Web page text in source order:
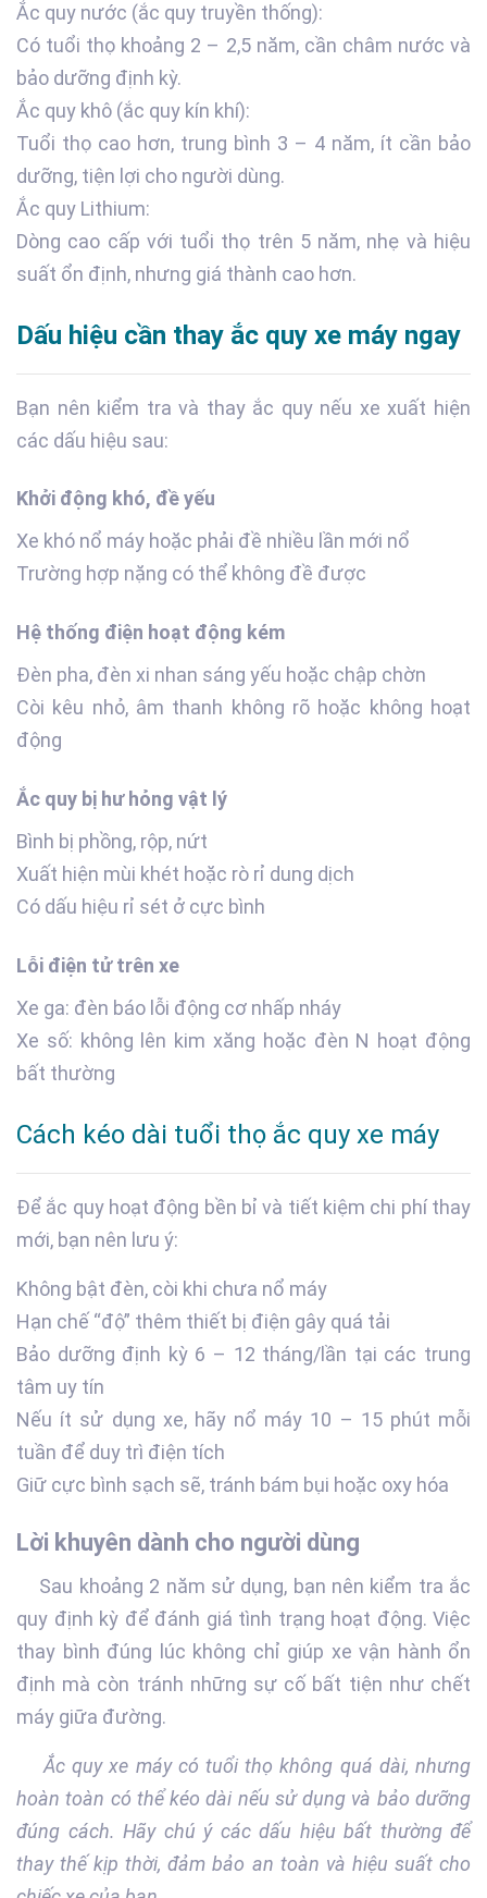
Ắc quy nước (ắc quy truyền thống):
Có tuổi thọ khoảng 2 – 2,5 năm, cần châm nước và
bảo dưỡng định kỳ.
Ắc quy khô (ắc quy kín khí):
Tuổi thọ cao hơn, trung bình 3 – 4 năm, ít cần bảo
dưỡng, tiện lợi cho người dùng.
Ắc quy Lithium:
Dòng cao cấp với tuổi thọ trên 5 năm, nhẹ và hiệu
suất ổn định, nhưng giá thành cao hơn.
Dấu hiệu cần thay ắc quy xe máy ngay
Bạn nên kiểm tra và thay ắc quy nếu xe xuất hiện
các dấu hiệu sau:
Khởi động khó, đề yếu
Xe khó nổ máy hoặc phải đề nhiều lần mới nổ
Trường hợp nặng có thể không đề được
Hệ thống điện hoạt động kém
Đèn pha, đèn xi nhan sáng yếu hoặc chập chờn
Còi kêu nhỏ, âm thanh không rõ hoặc không hoạt
động
Ắc quy bị hư hỏng vật lý
Bình bị phồng, rộp, nứt
Xuất hiện mùi khét hoặc rò rỉ dung dịch
Có dấu hiệu rỉ sét ở cực bình
Lỗi điện tử trên xe
Xe ga: đèn báo lỗi động cơ nhấp nháy
Xe số: không lên kim xăng hoặc đèn N hoạt động
bất thường
Cách kéo dài tuổi thọ ắc quy xe máy
Để ắc quy hoạt động bền bỉ và tiết kiệm chi phí thay
mới, bạn nên lưu ý:
Không bật đèn, còi khi chưa nổ máy
Hạn chế “độ” thêm thiết bị điện gây quá tải
Bảo dưỡng định kỳ 6 – 12 tháng/lần tại các trung
tâm uy tín
Nếu ít sử dụng xe, hãy nổ máy 10 – 15 phút mỗi
tuần để duy trì điện tích
Giữ cực bình sạch sẽ, tránh bám bụi hoặc oxy hóa
Lời khuyên dành cho người dùng
Sau khoảng 2 năm sử dụng, bạn nên kiểm tra ắc
quy định kỳ để đánh giá tình trạng hoạt động. Việc
thay bình đúng lúc không chỉ giúp xe vận hành ổn
định mà còn tránh những sự cố bất tiện như chết
máy giữa đường.
Ắc quy xe máy có tuổi thọ không quá dài, nhưng
hoàn toàn có thể kéo dài nếu sử dụng và bảo dưỡng
đúng cách. Hãy chú ý các dấu hiệu bất thường để
thay thế kịp thời, đảm bảo an toàn và hiệu suất cho